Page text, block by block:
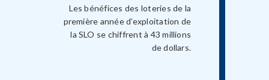
Les bénéfices des loteries de la
première année d’exploitation de
la SLO se chiffrent à 43 millions
de dollars.